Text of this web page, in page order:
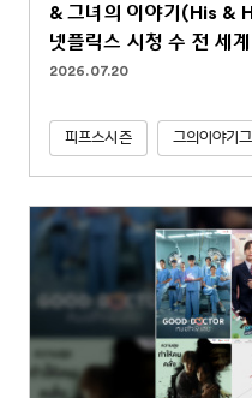
& 그녀의 이야기(His &
넷플릭스 시청 수 전 세
2026.07.20
피프스시즌 그의이야기